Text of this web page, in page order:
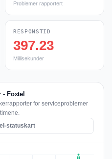
Problemer rapportert
RESPONSTID
397.23
Millisekunder
Foxtel
for serviceproblemer
statuskart